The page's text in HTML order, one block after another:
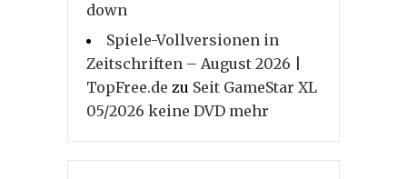
down
Spiele-Vollversionen in
Zeitschriften – August 2026 |
TopFree.de zu Seit GameStar XL
05/2026 keine DVD mehr